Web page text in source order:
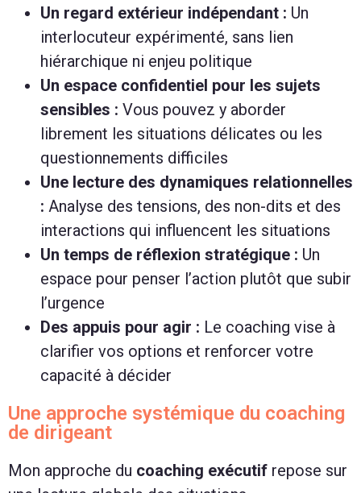
Un regard extérieur indépendant : Un
interlocuteur expérimenté, sans lien
hiérarchique ni enjeu politique
Un espace confidentiel pour les sujets
sensibles : Vous pouvez y aborder
librement les situations délicates ou les
questionnements difficiles
Une lecture des dynamiques relationnelles
: Analyse des tensions, des non-dits et des
interactions qui influencent les situations
Un temps de réflexion stratégique : Un
espace pour penser l’action plutôt que subir
l’urgence
Des appuis pour agir : Le coaching vise à
clarifier vos options et renforcer votre
capacité à décider
Une approche systémique du coaching
de dirigeant
Mon approche du coaching exécutif repose sur